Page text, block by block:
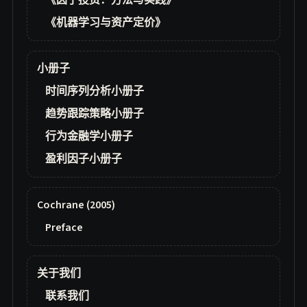
《机器学习与资产定价》
小册子
时间序列分析小册子
趋势跟踪策略小册子
行为金融学小册子
盈利因子小册子
Cochrane (2005)
Preface
关于我们
联系我们